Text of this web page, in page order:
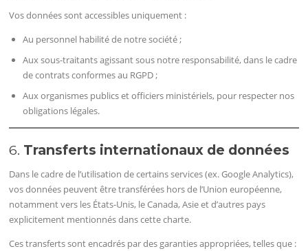
Vos données sont accessibles uniquement :
Au personnel habilité de notre société ;
Aux sous-traitants agissant sous notre responsabilité, dans le cadre
de contrats conformes au RGPD ;
Aux organismes publics et officiers ministériels, pour respecter nos
obligations légales.
6. Transferts internationaux de données
Dans le cadre de l’utilisation de certains services (ex. Google Analytics),
vos données peuvent être transférées hors de l’Union européenne,
notamment vers les États-Unis, le Canada, Asie et d’autres pays
explicitement mentionnés dans cette charte.
Ces transferts sont encadrés par des garanties appropriées, telles que :